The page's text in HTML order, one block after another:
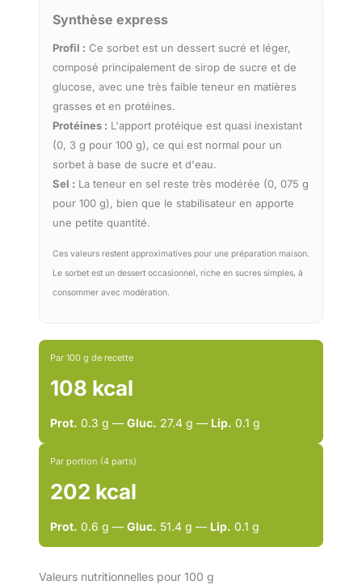
Synthèse express
Profil : Ce sorbet est un dessert sucré et léger,
composé principalement de sirop de sucre et de
glucose, avec une très faible teneur en matières
grasses et en protéines.
Protéines : L'apport protéique est quasi inexistant
(0, 3 g pour 100 g), ce qui est normal pour un
sorbet à base de sucre et d'eau.
Sel : La teneur en sel reste très modérée (0, 075 g
pour 100 g), bien que le stabilisateur en apporte
une petite quantité.
Ces valeurs restent approximatives pour une préparation maison.
Le sorbet est un dessert occasionnel, riche en sucres simples, à
consommer avec modération.
Par 100 g de recette
108 kcal
Prot. 0.3 g — Gluc. 27.4 g — Lip. 0.1 g
Par portion (4 parts)
202 kcal
Prot. 0.6 g — Gluc. 51.4 g — Lip. 0.1 g
Valeurs nutritionnelles pour 100 g